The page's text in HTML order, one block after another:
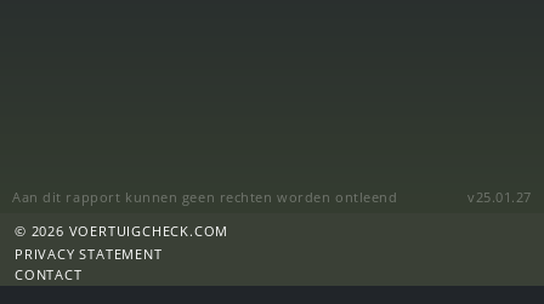
Aan dit rapport kunnen geen rechten worden ontleend
v25.01.27
© 2026 VOERTUIGCHECK.COM
PRIVACY STATEMENT
CONTACT